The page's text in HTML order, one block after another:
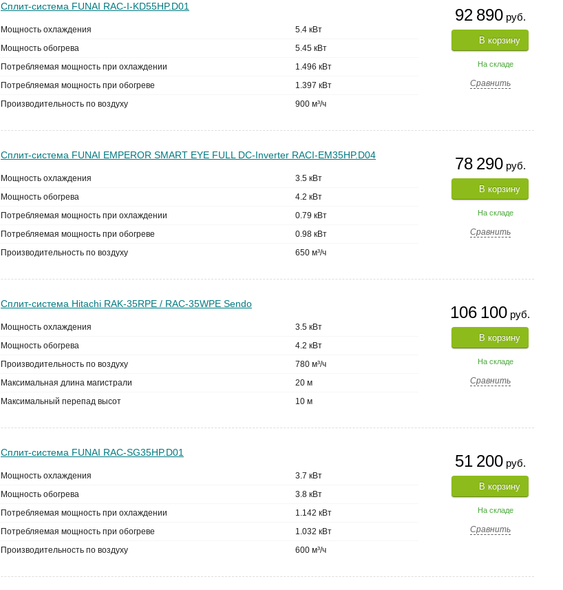
92 890руб.
В корзину
На складе
Сравнить
Сплит-система FUNAI RAC-I-KD55HP.D01
Мощность охлаждения
5.4 кВт
Мощность обогрева
5.45 кВт
Потребляемая мощность при охлаждении
1.496 кВт
Потребляемая мощность при обогреве
1.397 кВт
Производительность по воздуху
900 м³/ч
78 290руб.
В корзину
На складе
Сравнить
Сплит-система FUNAI EMPEROR SMART EYE FULL DC-Inverter RACI-EM35HP.D04
Мощность охлаждения
3.5 кВт
Мощность обогрева
4.2 кВт
Потребляемая мощность при охлаждении
0.79 кВт
Потребляемая мощность при обогреве
0.98 кВт
Производительность по воздуху
650 м³/ч
106 100 руб.
В корзину
На складе
Сравнить
Сплит-система Hitachi RAK-35RPE / RAC-35WPE Sendo
Мощность охлаждения
3.5 кВт
Мощность обогрева
4.2 кВт
Производительность по воздуху
780 м³/ч
Максимальная длина магистрали
20 м
Максимальный перепад высот
10 м
51 200руб.
В корзину
На складе
Сравнить
Сплит-система FUNAI RAC-SG35HP.D01
Мощность охлаждения
3.7 кВт
Мощность обогрева
3.8 кВт
Потребляемая мощность при охлаждении
1.142 кВт
Потребляемая мощность при обогреве
1.032 кВт
Производительность по воздуху
600 м³/ч